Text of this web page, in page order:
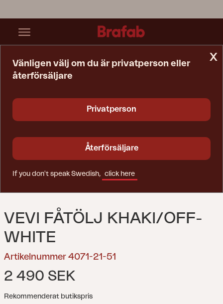
VEVI FÅTÖLJ KHAKI/OFF-
WHITE
Artikelnummer 4071-21-51
2 490 SEK
Rekommenderat butikspris
x
Vänligen välj om du är privatperson eller
återförsäljare
Privatperson
Återförsäljare
If you don't speak Swedish, click here